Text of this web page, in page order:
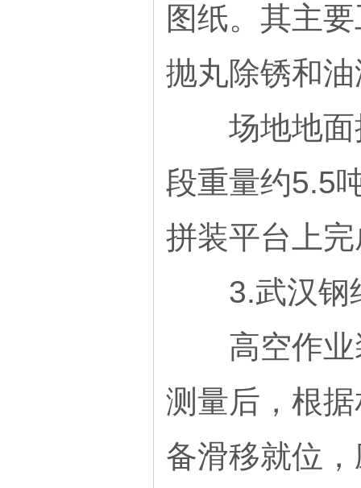
图纸。其主
抛丸除锈和
场地地面拼
段重量约5.5
拼装平台上
3.武汉钢
高空作业装
测量后，根
备滑移就位